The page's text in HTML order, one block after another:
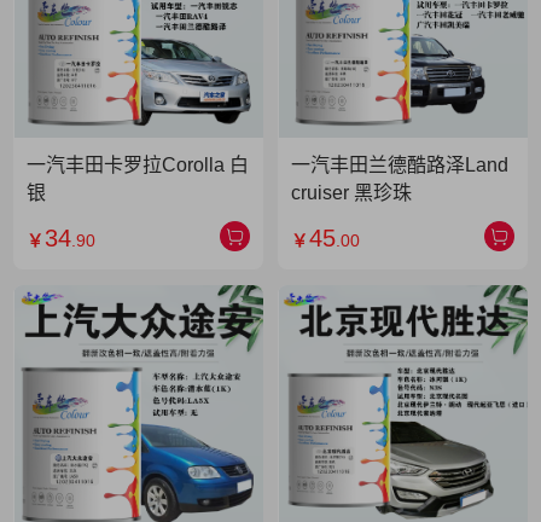
一汽丰田卡罗拉Corolla 白
银
￥ 34 .90
一汽丰田兰德酷路泽Land
cruiser 黑珍珠
￥45 .00